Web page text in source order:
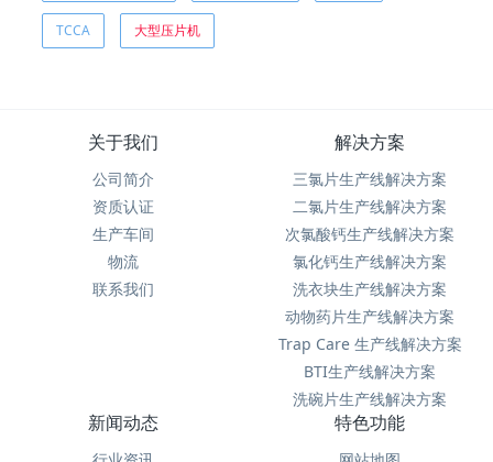
TCCA 大型压片机
关于我们
公司简介
资质认证
生产车间
物流
联系我们
解决方案
三氯片生产线解决方案
二氯片生产线解决方案
次氯酸钙生产线解决方案
氯化钙生产线解决方案
洗衣块生产线解决方案
动物药片生产线解决方案
Trap Care 生产线解决方案
BTI生产线解决方案
洗碗片生产线解决方案
新闻动态 特色功能